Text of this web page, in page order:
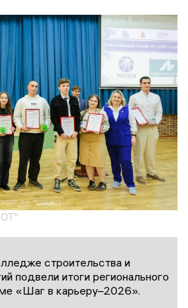
строительства и
подвели итоги регионального
«Шаг в карьеру–2026».